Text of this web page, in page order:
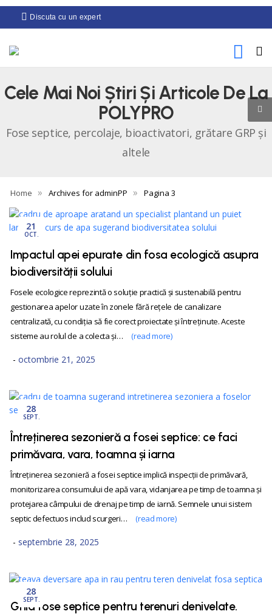
Discuta cu un expert
Cele Mai Noi Știri Și Articole De La
POLYPRO
Fose septice, percolaje, bioactivatori, grătare GRP și
altele
Home » Archives for adminPP » Pagina 3
21
OCT.
Impactul apei epurate din fosa ecologică asupra
biodiversității solului
Fosele ecologice reprezintă o soluție practică și sustenabilă pentru
gestionarea apelor uzate în zonele fără rețele de canalizare
centralizată, cu condiția să fie corect proiectate și întreținute. Aceste
sisteme au rolul de a colecta și…
(read more)
octombrie 21, 2025
28
SEPT.
Întreținerea sezonieră a fosei septice: ce faci
primăvara, vara, toamna și iarna
Întreținerea sezonieră a fosei septice implică inspecții de primăvară,
monitorizarea consumului de apă vara, vidanjarea pe timp de toamna și
protejarea câmpului de drenaj pe timp de iarnă. Semnele unui sistem
septic defectuos includ scurgeri…
(read more)
septembrie 28, 2025
28
SEPT.
Ghid fose septice pentru terenuri denivelate.